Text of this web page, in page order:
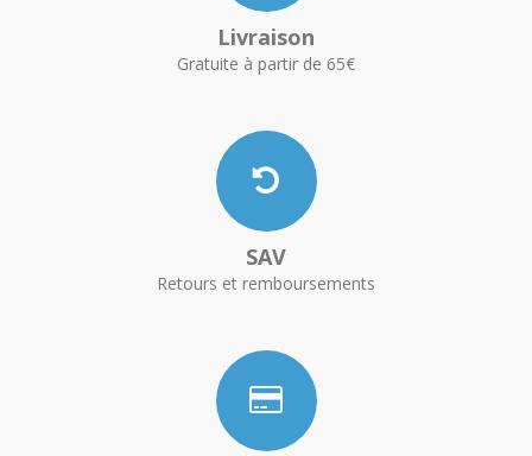
Livraison
Gratuite à partir de 65€
SAV
Retours et remboursements